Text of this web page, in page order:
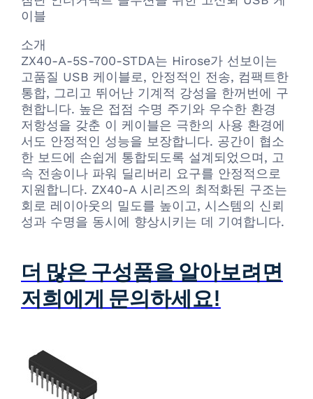
이블
소개
ZX40-A-5S-700-STDA는 Hirose가 선보이는
고품질 USB 케이블로, 안정적인 전송, 컴팩트한
통합, 그리고 뛰어난 기계적 강성을 한꺼번에 구
현합니다. 높은 접점 수명 주기와 우수한 환경
저항성을 갖춘 이 케이블은 극한의 사용 환경에
서도 안정적인 성능을 보장합니다. 공간이 협소
한 보드에 손쉽게 통합되도록 설계되었으며, 고
속 전송이나 파워 딜리버리 요구를 안정적으로
지원합니다. ZX40-A 시리즈의 최적화된 구조는
회로 레이아웃의 밀도를 높이고, 시스템의 신뢰
성과 수명을 동시에 향상시키는 데 기여합니다.
더 많은 구성품을 알아보려면
저희에게 문의하세요!